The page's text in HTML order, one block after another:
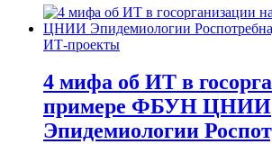
ИТ-проекты
4 мифа об ИТ в
примере ФБУН ЦНИИ
Эпидемиологии